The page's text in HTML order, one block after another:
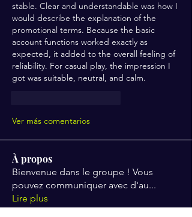
stable. Clear and understandable was how I
would describe the explanation of the
promotional terms. Because the basic
account functions worked exactly as
expected, it added to the overall feeling of
reliability. For casual play, the impression I
got was suitable, neutral, and calm.
Ver más comentarios
À propos
Bienvenue dans le groupe ! Vous
pouvez communiquer avec d'au...
Lire plus